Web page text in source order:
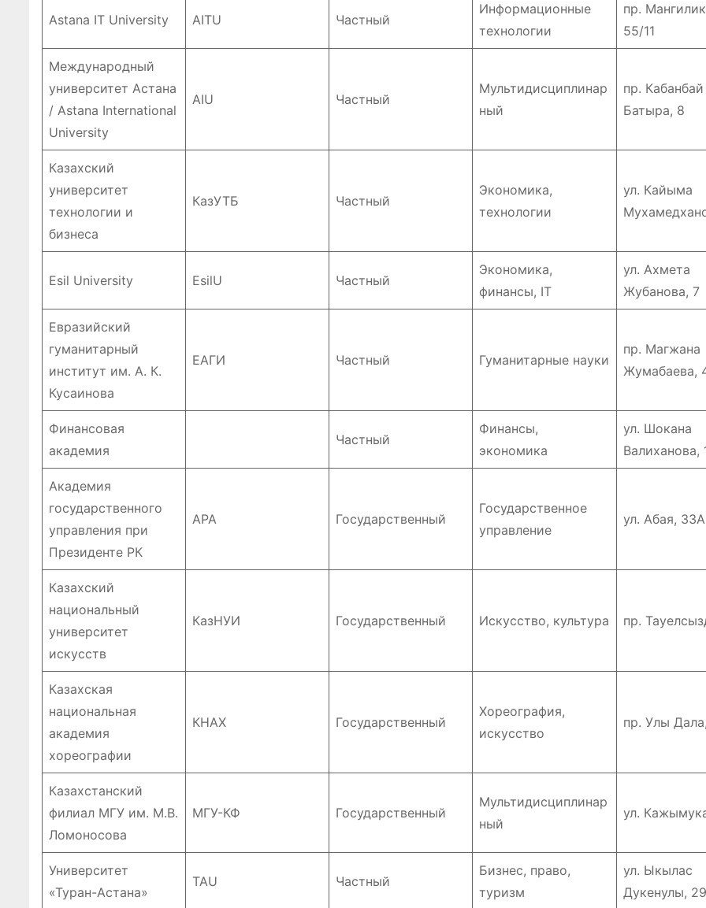
Astana IT University AITU Частный
Информационные
технологии
пр.
55/11
Международный
университет Астана
/ Astana International
University
AIU Частный
Мультидисциплинар
ный
пр. Кабанбай
Батыра, 8
Казахский
университет
технологии и
бизнеса
КазУТБ Частный
Экономика,
технологии
ул. Кайыма
Esil University EsilU Частный
Экономика,
финансы, IT
ул. Ахмета
Жубанова, 7
Евразийский
гуманитарный
институт им. А. К.
Кусаинова
ЕАГИ Частный Гуманитарные науки
пр. Магжана
Жумабаева,
Финансовая
академия
Частный
Финансы,
экономика
ул. Шокана
Валиханова,
Академия
государственного
управления при
Президенте РК
APA Государственный
Государственное
управление
ул. Абая, 33А
Казахский
национальный
университет
искусств
КазНУИ Государственный Искусство, культура пр.
Казахская
национальная
академия
хореографии
КНАХ Государственный
Хореография,
искусство
пр. Улы
Казахстанский
филиал МГУ им. М.В.
Ломоносова
МГУ-КФ Государственный
Мультидисциплинар
ный
ул.
Университет
«Туран-Астана»
TAU Частный
Бизнес, право,
туризм
ул. Ыкылас
Дукенулы, 29